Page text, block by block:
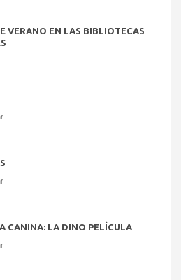
VERANO EN LAS BIBLIOTECAS
CANINA: LA DINO PELÍCULA